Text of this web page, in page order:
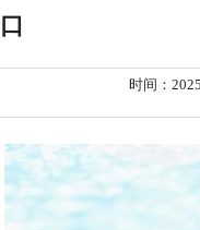
口
时间：